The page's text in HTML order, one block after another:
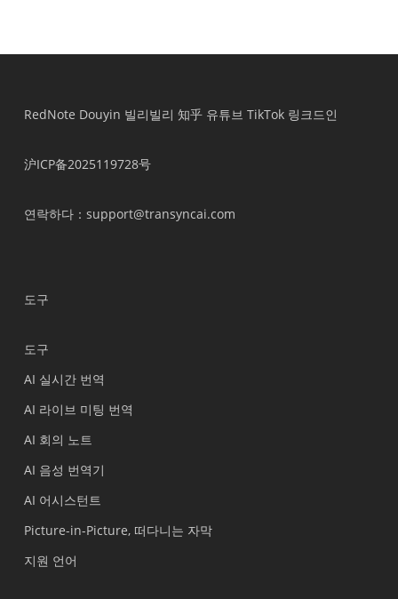
RedNote Douyin 빌리빌리 知乎 유튜브 TikTok 링크드인
沪ICP备2025119728号
연락하다：support@transyncai.com
도구
도구
AI 실시간 번역
AI 라이브 미팅 번역
AI 회의 노트
AI 음성 번역기
AI 어시스턴트
Picture-in-Picture, 떠다니는 자막
지원 언어